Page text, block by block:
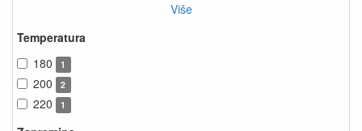
Više
Temperatura
180
1
200 2
220 1